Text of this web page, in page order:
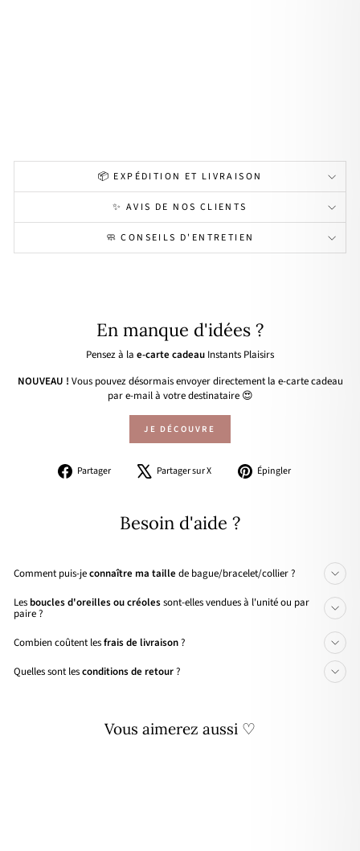
📦 EXPÉDITION ET LIVRAISON
✨ AVIS DE NOS CLIENTS
🧼 CONSEILS D'ENTRETIEN
En manque d'idées ?
Pensez à la e-carte cadeau Instants Plaisirs
NOUVEAU ! Vous pouvez désormais envoyer directement la e-carte cadeau
par e-mail à votre destinataire 😍
JE DÉCOUVRE
Partager
PartagerPartager sur X
Tweeter Épingler
Besoin d'aide ?
Comment puis-jeconnaître ma taille de bague/bracelet/collier ?
Les boucles d'oreilles ou créolessont-elles vendues à l'unité ou par
paire ?
Combien coûtent lesfrais de livraison?
Quelles sont lesconditions de retour?
Vous aimerez aussi ♡